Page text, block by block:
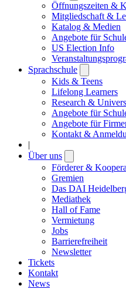
submenu
Öffnungszeiten &
Mitgliedschaft &
Katalog & Medien
Angebote für
US Election Info
Sprachschule
submenu
Kids & Teens
Lifelong Learners
Research &
Angebote für
Angebote für
Kontakt &
|
Über uns
submenu
Förderer &
Gremien
Das DAI
Mediathek
Hall of Fame
Vermietung
Jobs
Barrierefreiheit
Newsletter
Tickets
Kontakt
News